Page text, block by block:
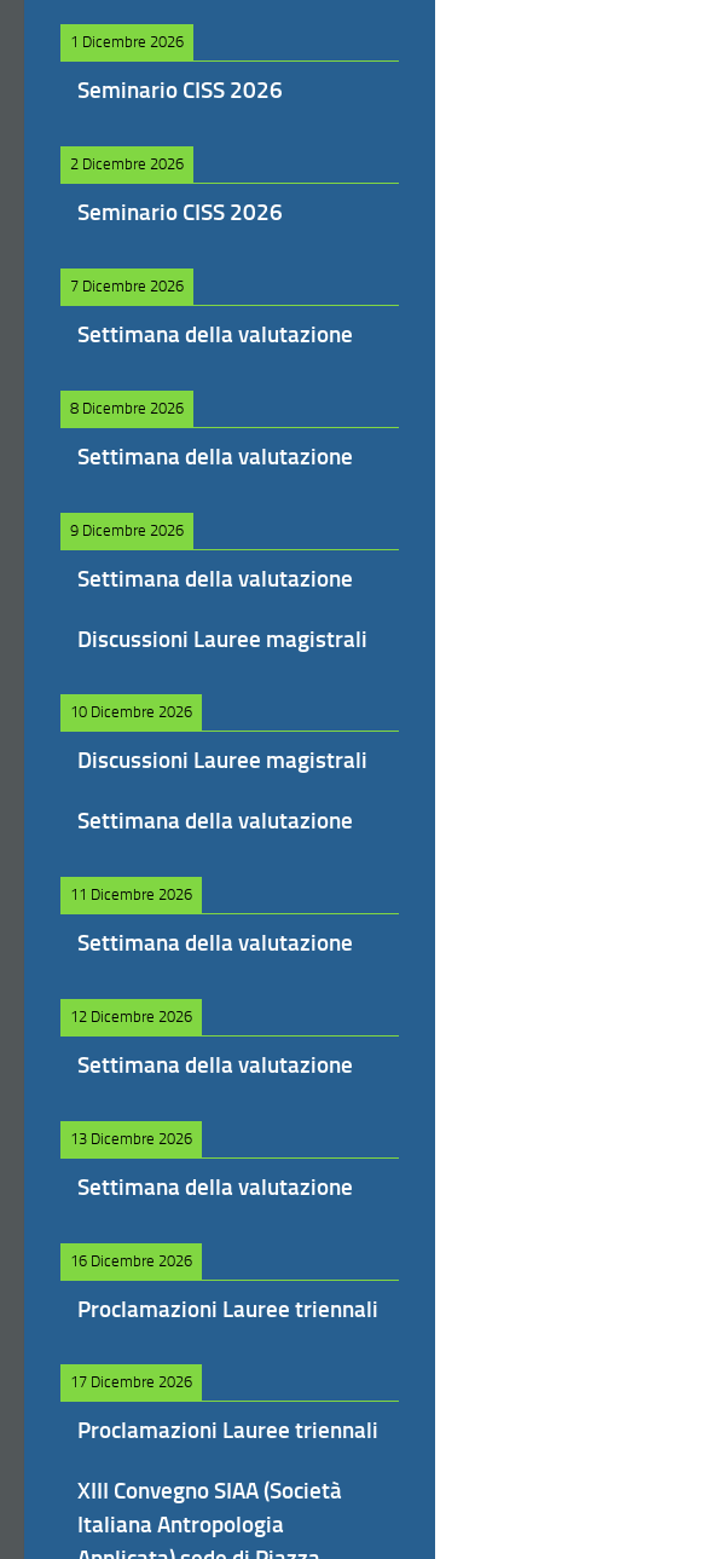
1 Dicembre 2026
Seminario CISS 2026
2 Dicembre 2026
Seminario CISS 2026
7 Dicembre 2026
Settimana della valutazione
8 Dicembre 2026
Settimana della valutazione
9 Dicembre 2026
Settimana della valutazione
Discussioni Lauree magistrali
10 Dicembre 2026
Discussioni Lauree magistrali
Settimana della valutazione
11 Dicembre 2026
Settimana della valutazione
12 Dicembre 2026
Settimana della valutazione
13 Dicembre 2026
Settimana della valutazione
16 Dicembre 2026
Proclamazioni Lauree triennali
17 Dicembre 2026
Proclamazioni Lauree triennali
XIII Convegno SIAA (Società
Italiana Antropologia